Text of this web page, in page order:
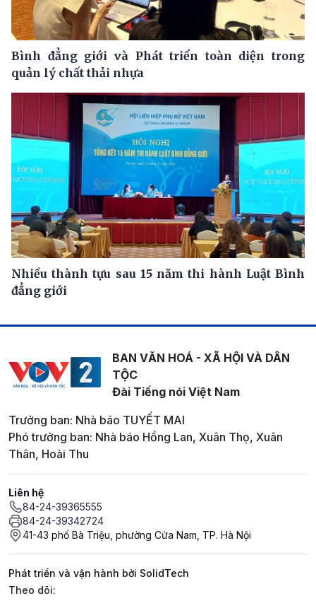
Bình đẳng giới và Phát triển toàn diện trong
quản lý chất thải nhựa
Nhiều thành tựu sau 15 năm thi hành Luật Bình
đẳng giới
BAN VĂN HOÁ - XÃ HỘI VÀ DÂN
TỘC
Đài Tiếng nói Việt Nam
Trưởng ban: Nhà báo TUYẾT MAI
Phó trưởng ban: Nhà báo Hồng Lan, Xuân Thọ, Xuân
Thân, Hoài Thu
Liên hệ
84-24-39365555
84-24-39342724
41-43 phố Bà Triệu, phường Cửa Nam, TP. Hà Nội
Phát triển và vận hành bởi SolidTech
Mạng xã hội
Theo dõi: